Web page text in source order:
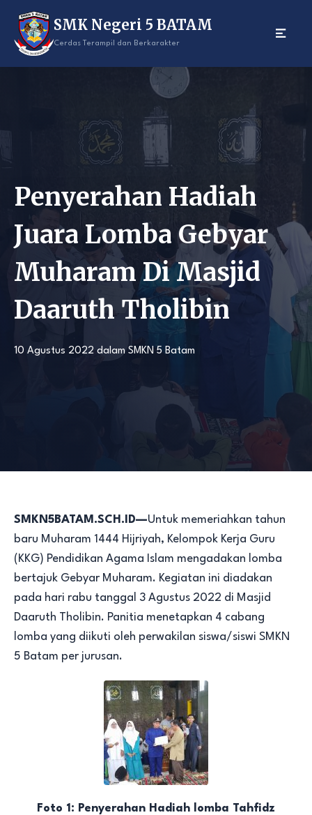
content
SMK Negeri 5 BATAM
Cerdas Terampil dan Berkarakter
Penyerahan Hadiah
Juara Lomba Gebyar
Muharam Di Masjid
Daaruth Tholibin
10 Agustus 2022 dalamSMKN 5 Batam
SMKN5BATAM.SCH.ID—Untuk memeriahkan tahun
baru Muharam 1444 Hijriyah, Kelompok Kerja Guru
(KKG) Pendidikan Agama Islam mengadakan lomba
bertajuk Gebyar Muharam. Kegiatan ini diadakan
pada hari rabu tanggal 3 Agustus 2022 di Masjid
Daaruth Tholibin. Panitia menetapkan 4 cabang
lomba yang diikuti oleh perwakilan siswa/siswi SMKN
5 Batam per jurusan.
Foto 1: Penyerahan Hadiah lomba Tahfidz